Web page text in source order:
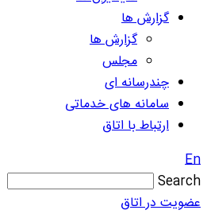
گزارش ها
گزارش ها
مجلس
چندرسانه ای
سامانه های خدماتی
ارتباط با اتاق
En
Search
عضویت در اتاق